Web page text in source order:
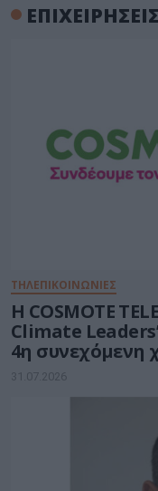
ΕΠΙΧΕΙΡΉΣΕΙΣ
ΤΗΛΕΠΙΚΟΙΝΩΝΊΕΣ
Η COSMOTE
Climate
4η συνεχόμενη
31.07.2026